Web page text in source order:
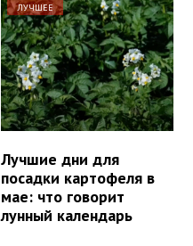
ЛУЧШЕЕ
Лучшие дни для
посадки картофеля в
мае: что говорит
лунный календарь